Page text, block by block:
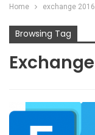
Home exchange
Browsing Tag